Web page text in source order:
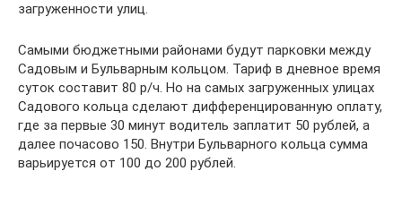
загруженности улиц.
Самыми бюджетными районами будут парковки между
Садовым и Бульварным кольцом. Тариф в дневное время
суток составит 80 р/ч. Но на самых загруженных улицах
Садового кольца сделают дифференцированную оплату,
где за первые 30 минут водитель заплатит 50 рублей, а
далее почасово 150. Внутри Бульварного кольца сумма
варьируется от 100 до 200 рублей.